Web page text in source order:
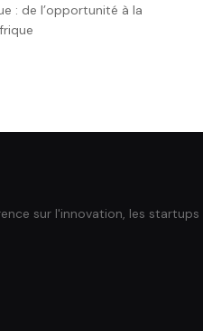
: de l’opportunité à la
sur l'innovation, les startups